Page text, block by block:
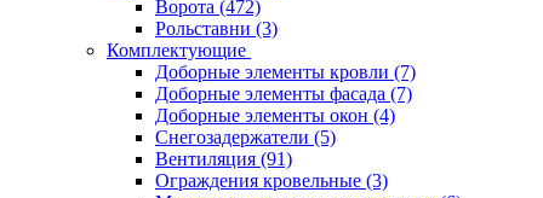
Ворота (472)
Рольставни (3)
Комплектующие
Доборные элементы кровли (7)
Доборные элементы фасада (7)
Доборные элементы окон (4)
Снегозадержатели (5)
Вентиляция (91)
Ограждения кровельные (3)